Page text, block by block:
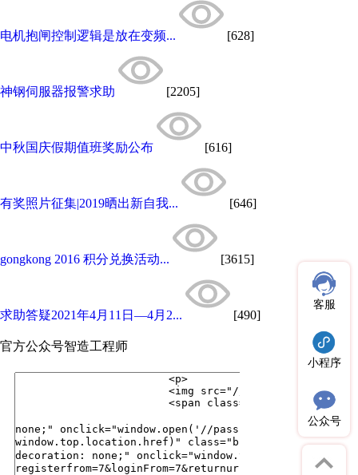
电机抱闸控制逻辑是放在变频... [628]
神钢伺服器报警求助 [2205]
中秋国庆假期值班奖励公布 [616]
有奖照片征集|2019晒出新自我... [646]
gongkong 2016 积分兑换活动... [3615]
求助答疑2021年4月11日—4月2... [490]
官方公众号智造工程师
客服
小程序
公众号